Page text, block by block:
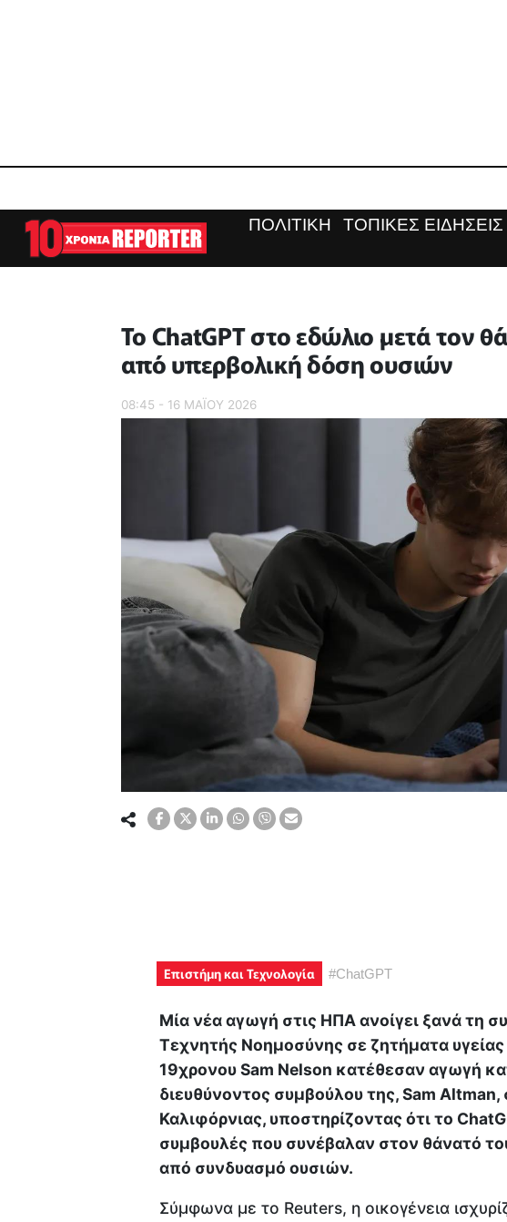
ΠΟΛΙΤΙΚΗ ΤΟΠΙΚΕΣ ΕΙΔΗΣΕΙΣ
Το ChatGPT στο εδώλιο μετά τον
από υπερβολική δόση ουσιών
08:45 - 16 ΜΑΪ́ΟΥ 2026
Επιστήμη και Τεχνολογία #ChatGPT
Μία νέα αγωγή στις ΗΠΑ ανοίγει ξανά τη
Τεχνητής Νοημοσύνης σε ζητήματα υγείας
19χρονου Sam Nelson κατέθεσαν αγωγή
διευθύνοντος συμβούλου της, Sam Altman,
Καλιφόρνιας, υποστηρίζοντας ότι το
συμβουλές που συνέβαλαν στον θάνατό
από συνδυασμό ουσιών.
Σύμφωνα με το Reuters, η οικογένεια